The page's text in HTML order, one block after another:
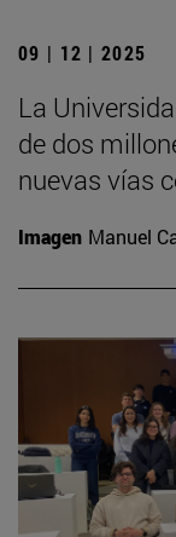
09 | 12 | 2025
La
de dos
nuevas vías
Imagen Manuel